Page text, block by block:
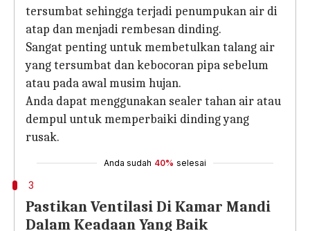
tersumbat sehingga terjadi penumpukan air di
atap dan menjadi rembesan dinding.
Sangat penting untuk membetulkan talang air
yang tersumbat dan kebocoran pipa sebelum
atau pada awal musim hujan.
Anda dapat menggunakan sealer tahan air atau
dempul untuk memperbaiki dinding yang
rusak.
Anda sudah 40% selesai
3
Pastikan Ventilasi Di Kamar Mandi
Dalam Keadaan Yang Baik